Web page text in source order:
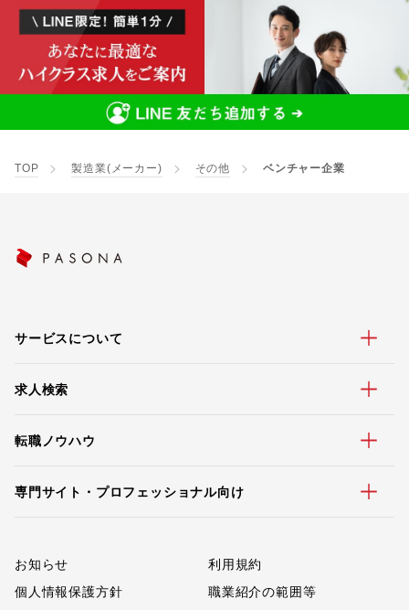
TOP 製造業(メーカー) その他 ベンチャー企業
サービスについて
求人検索
転職ノウハウ
専門サイト・プロフェッショナル向け
お知らせ
利用規約
個人情報保護方針
職業紹介の範囲等